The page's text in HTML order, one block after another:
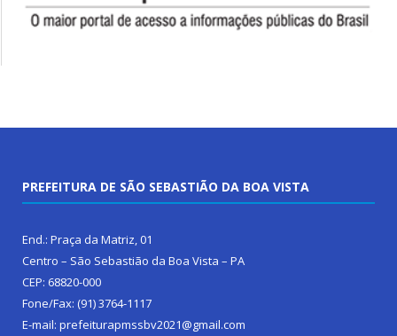
PREFEITURA DE SÃO SEBASTIÃO DA BOA VISTA
End.: Praça da Matriz, 01
Centro – São Sebastião da Boa Vista – PA
CEP: 68820-000
Fone/Fax: (91) 3764-1117
E-mail: prefeiturapmssbv2021@gmail.com